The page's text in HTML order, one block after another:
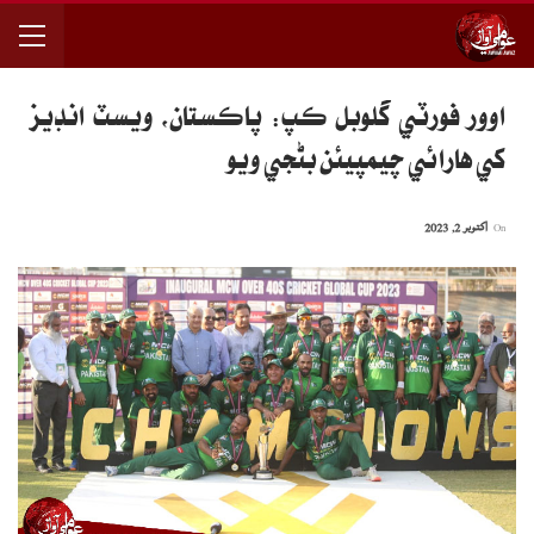
اوور فورٽي گلوبل ڪپ: پاڪستان، ويسٽ انڊيز
کي هارائي چيمپيئن بڻجي ويو
اکتوبر 2, 2023